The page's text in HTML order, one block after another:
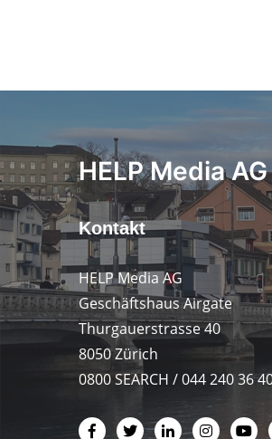
HELP Media
Kontakt
HELP Media AG
Geschäftshaus Airgate
Thurgauerstrasse 40
8050 Zürich
0800 SEARCH / 044 240 36